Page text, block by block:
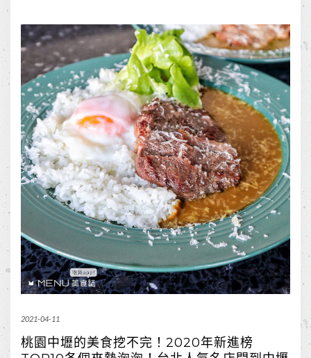
2021-04-11
桃園中壢的美食挖不完！2020年新進榜